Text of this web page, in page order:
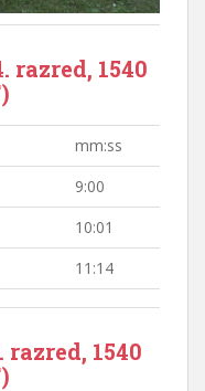
razred, 1540
mm:ss
9:00
10:01
11:14
razred, 1540